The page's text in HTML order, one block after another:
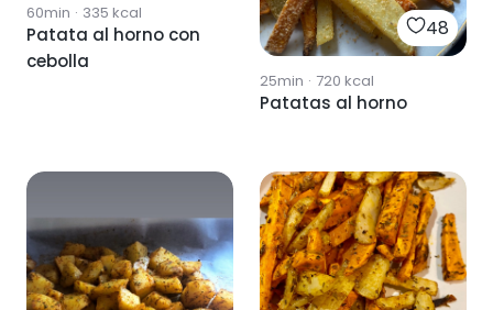
60min · 335 kcal
Patata al horno con
cebolla
48
25min · 720 kcal
Patatas al horno